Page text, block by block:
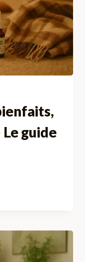
guide